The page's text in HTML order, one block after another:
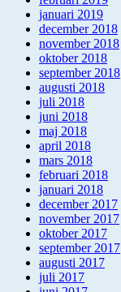
januari 2019
december 2018
november 2018
oktober 2018
september 2018
augusti 2018
juli 2018
juni 2018
maj 2018
april 2018
mars 2018
februari 2018
januari 2018
december 2017
november 2017
oktober 2017
september 2017
augusti 2017
juli 2017